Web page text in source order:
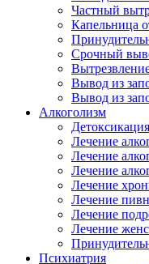
Частный
Капельница
Срочный
Вывод из
Вывод из
Алкоголизм
Лечение
Лечение
Лечение
Лечение
Лечение
Лечение
Лечение
Психиатрия